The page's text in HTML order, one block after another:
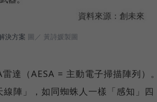
決方案 圖／ 黃詩媛製圖
雷達（AESA = 主動電子掃描陣列）
陣」，如同蜘蛛人一樣「感知」四